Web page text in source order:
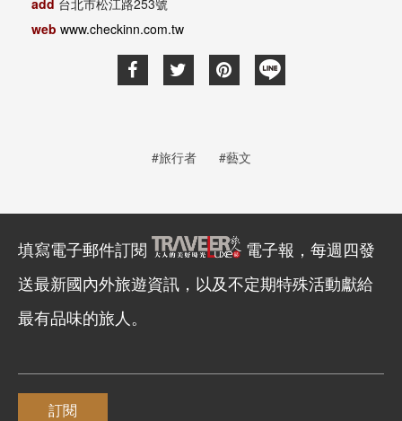
add 台北市松江路253號
web www.checkinn.com.tw
#旅行者 #藝文
填寫電子郵件訂閱
電子報，每週四發
送最新國內外旅遊資訊，以及不定期特殊活動獻給
最有品味的旅人。
訂閱